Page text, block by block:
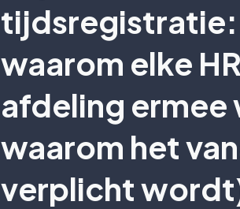
tijdsregistratie:
waarom elke
afdeling ermee
waarom het
verplicht